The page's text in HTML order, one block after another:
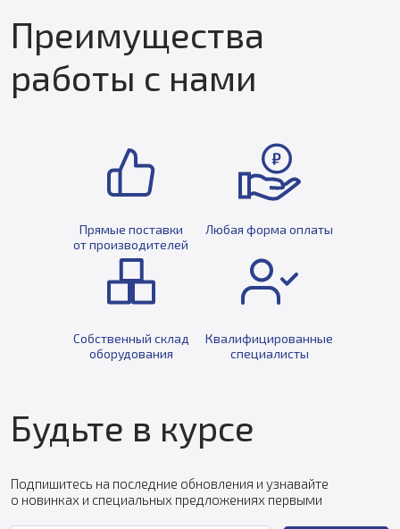
Преимущества
работы с нами
Прямые поставки
от производителей
Любая форма оплаты
Собственный склад
оборудования
Квалифицированные
специалисты
Будьте в курсе
Подпишитесь на последние обновления и узнавайте
о новинках и специальных предложениях первыми